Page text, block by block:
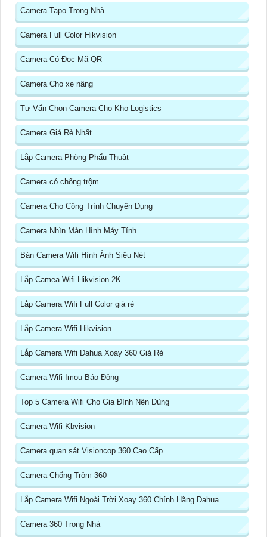
Camera Tapo Trong Nhà
Camera Full Color Hikvision
Camera Có Đọc Mã QR
Camera Cho xe nâng
Tư Vấn Chọn Camera Cho Kho Logistics
Camera Giá Rẻ Nhất
Lắp Camera Phòng Phẩu Thuật
Camera có chống trộm
Camera Cho Công Trình Chuyên Dụng
Camera Nhìn Màn Hình Máy Tính
Bán Camera Wifi Hình Ảnh Siêu Nét
Lắp Camea Wifi Hikvision 2K
Lắp Camera Wifi Full Color giá rẻ
Lắp Camera Wifi Hikvision
Lắp Camera Wifi Dahua Xoay 360 Giá Rẻ
Camera Wifi Imou Báo Động
Top 5 Camera Wifi Cho Gia Đình Nên Dùng
Camera Wifi Kbvision
Camera quan sát Visioncop 360 Cao Cấp
Camera Chống Trộm 360
Lắp Camera Wifi Ngoài Trời Xoay 360 Chính Hãng Dahua
Camera 360 Trong Nhà